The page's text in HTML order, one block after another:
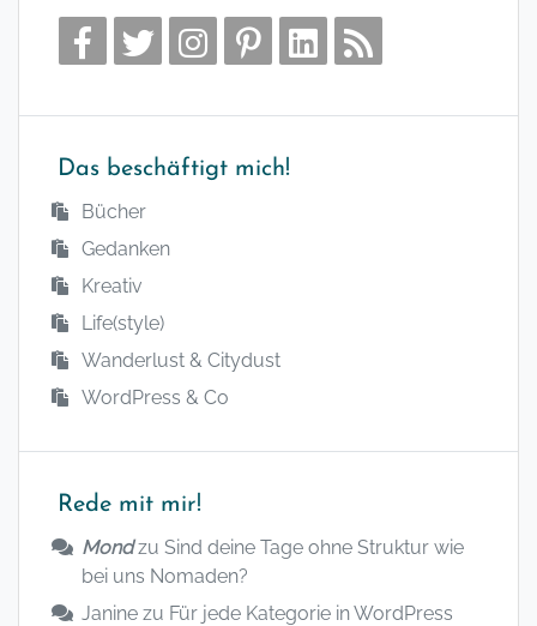
Das beschäftigt mich!
Bücher
Gedanken
Kreativ
Life(style)
Wanderlust & Citydust
WordPress & Co
Rede mit mir!
Mondzu Sind deine Tage ohne Struktur wie
bei uns Nomaden?
Janine zu Für jede Kategorie in WordPress